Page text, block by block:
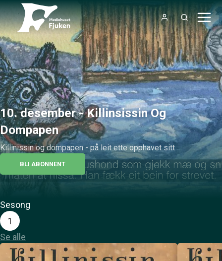
10. desember - Killinsissin Og
Dompapen
Killinissin og dompapen - på leit ette opphavet sitt
BLI ABONNENT
Sesong
1
Se alle